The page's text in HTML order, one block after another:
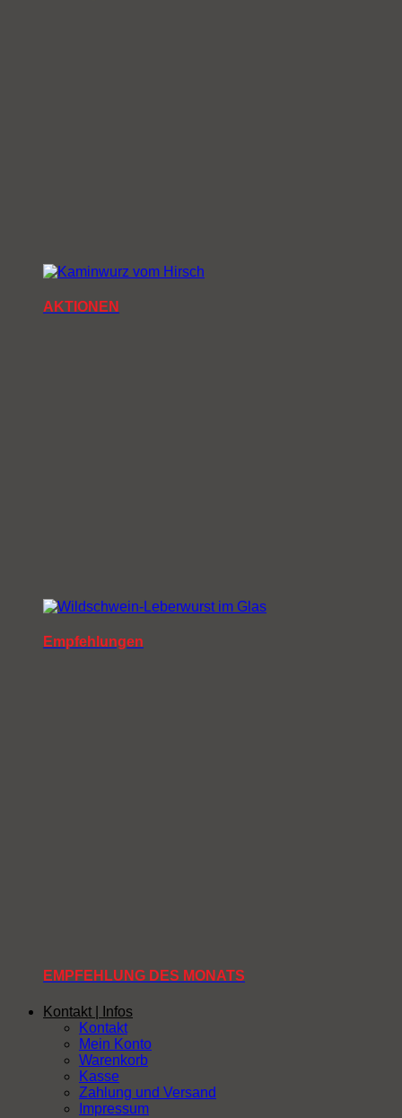
AKTIONEN
Empfehlungen
EMPFEHLUNG DES MONATS
Kontakt | Infos
Kontakt
Mein Konto
Warenkorb
Kasse
Zahlung und Versand
Impressum